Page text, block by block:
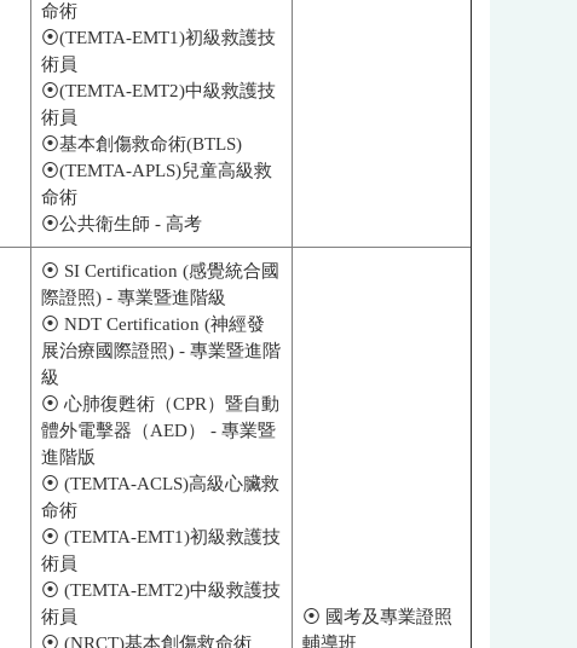
命術
⦿(TEMTA-EMT1)初級救護技
術員
⦿(TEMTA-EMT2)中級救護技
術員
⦿基本創傷救命術(BTLS)
⦿(TEMTA-APLS)兒童高級救
命術
⦿公共衛生師 - 高考
⦿ SI Certification (感覺統合國
際證照) - 專業暨進階級
⦿ NDT Certification (神經發
展治療國際證照) - 專業暨進階
級
⦿ 心肺復甦術（CPR）暨自動
體外電擊器（AED） - 專業暨
進階版
⦿ (TEMTA-ACLS)高級心臟救
命術
⦿ (TEMTA-EMT1)初級救護技
術員
⦿ (TEMTA-EMT2)中級救護技
術員
⦿ (NRCT)基本創傷救命術
⦿ 國考及專業證照
輔導班